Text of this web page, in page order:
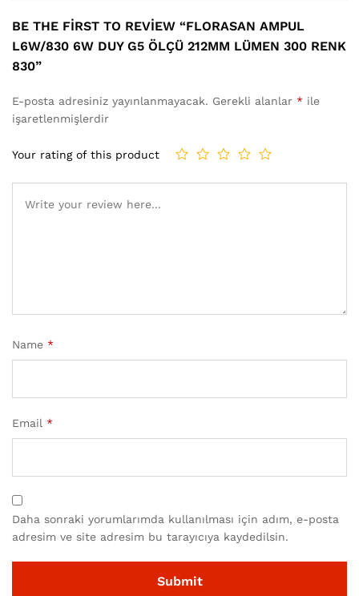
BE THE FIRST TO REVIEW “FLORASAN AMPUL
L6W/830 6W DUY G5 ÖLÇÜ 212MM LÜMEN 300 RENK
830”
E-posta adresiniz yayınlanmayacak. Gerekli alanlar * ile
işaretlenmişlerdir
Your rating of this product
Name *
Email *
Daha sonraki yorumlarımda kullanılması için adım, e-posta
adresim ve site adresim bu tarayıcıya kaydedilsin.